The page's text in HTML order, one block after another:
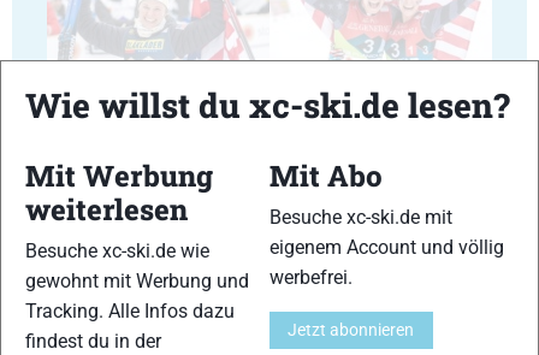
37 38
Wie willst du xc-ski.de lesen?
Mit Werbung
weiterlesen
Besuche xc-ski.de wie
gewohnt mit Werbung und
Tracking. Alle Infos dazu
findest du in der
Mit Abo
Besuche xc-ski.de mit
eigenem Account und völlig
werbefrei.
Jetzt abonnieren